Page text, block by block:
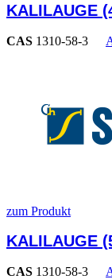
KALILAUGE
CAS 1310-58-3
zum Produkt
KALILAUGE
CAS 1310-58-3